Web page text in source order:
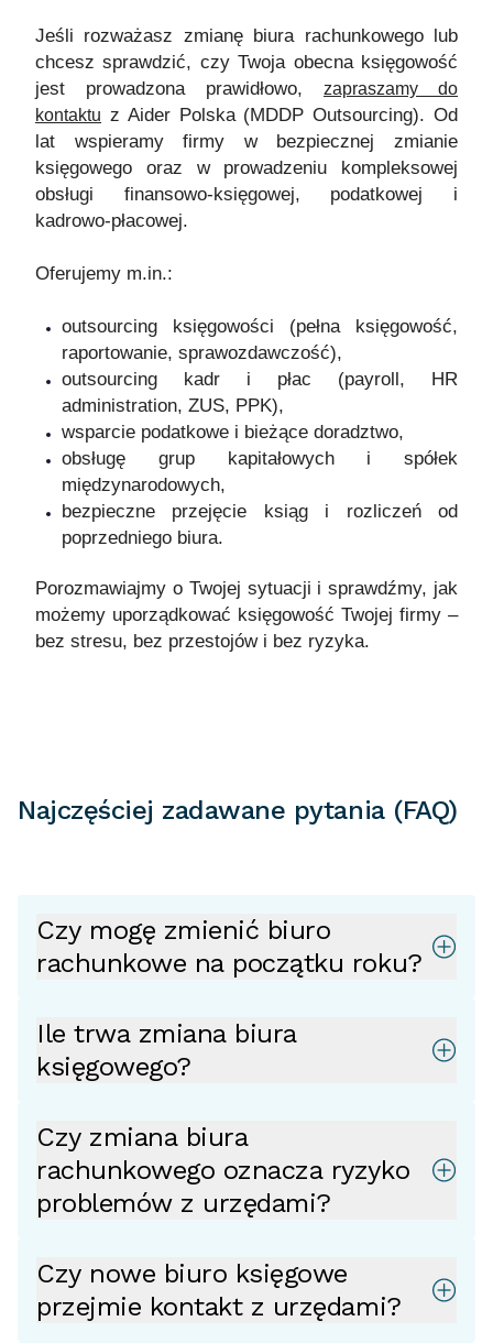
Jeśli rozważasz zmianę biura rachunkowego lub
chcesz sprawdzić, czy Twoja obecna księgowość
jest prowadzona prawidłowo, zapraszamy do
kontaktu z Aider Polska (MDDP Outsourcing). Od
lat wspieramy firmy w bezpiecznej zmianie
księgowego oraz w prowadzeniu kompleksowej
obsługi finansowo-księgowej, podatkowej i
kadrowo-płacowej.
Oferujemy m.in.:
outsourcing księgowości (pełna księgowość,
raportowanie, sprawozdawczość),
outsourcing kadr i płac (payroll, HR
administration, ZUS, PPK),
wsparcie podatkowe i bieżące doradztwo,
obsługę grup kapitałowych i spółek
międzynarodowych,
bezpieczne przejęcie ksiąg i rozliczeń od
poprzedniego biura.
Porozmawiajmy o Twojej sytuacji i sprawdźmy, jak
możemy uporządkować księgowość Twojej firmy –
bez stresu, bez przestojów i bez ryzyka.
Najczęściej zadawane pytania (FAQ)
Czy mogę zmienić biuro
rachunkowe na początku roku?
Ile trwa zmiana biura
księgowego?
Czy zmiana biura
rachunkowego oznacza ryzyko
problemów z urzędami?
Czy nowe biuro księgowe
przejmie kontakt z urzędami?